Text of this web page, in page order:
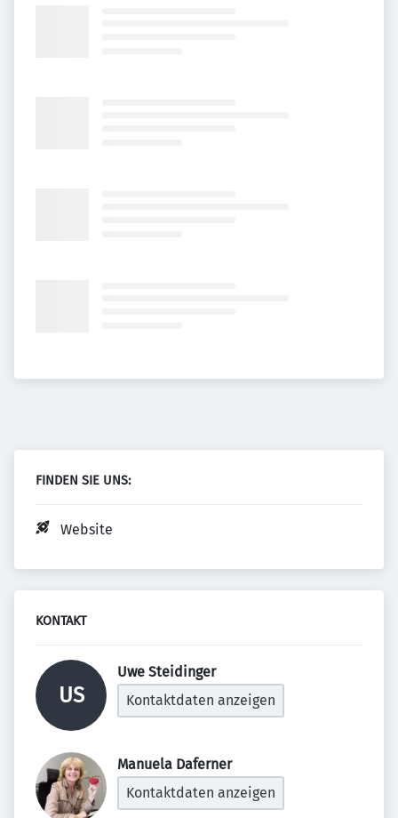
FINDEN SIE UNS:
Website
KONTAKT
US
Uwe Steidinger
Kontaktdaten anzeigen
Manuela Daferner
Kontaktdaten anzeigen